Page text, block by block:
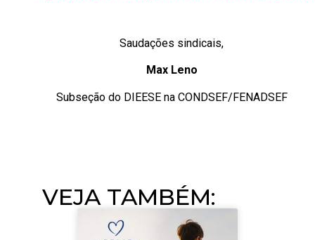
Saudações sindicais,
Max Leno
Subseção do DIEESE na CONDSEF/FENADSEF
VEJA TAMBÉM:​